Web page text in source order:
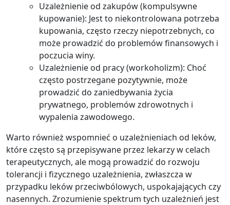
Uzależnienie od zakupów (kompulsywne
kupowanie): Jest to niekontrolowana potrzeba
kupowania, często rzeczy niepotrzebnych, co
może prowadzić do problemów finansowych i
poczucia winy.
Uzależnienie od pracy (workoholizm): Choć
często postrzegane pozytywnie, może
prowadzić do zaniedbywania życia
prywatnego, problemów zdrowotnych i
wypalenia zawodowego.
Warto również wspomnieć o uzależnieniach od leków,
które często są przepisywane przez lekarzy w celach
terapeutycznych, ale mogą prowadzić do rozwoju
tolerancji i fizycznego uzależnienia, zwłaszcza w
przypadku leków przeciwbólowych, uspokajających czy
nasennych. Zrozumienie spektrum tych uzależnień jest